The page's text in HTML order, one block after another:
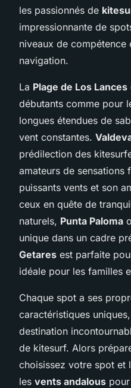
les passionnés de
impressionnante de
niveaux de compétence
navigation.
La Plage de Los Lances
débutants comme pour
longues étendues de
vent constantes.
prédilection des
amateurs de sensations
puissants vents et son
ceux en quête de
naturels, Punta Paloma
unique dans un cadre
Getares est parfaite
idéale pour les familles
Chaque spot a ses
caractéristiques
destination
de kitesurf. Alors
choisissez votre spot et
les vents andalous